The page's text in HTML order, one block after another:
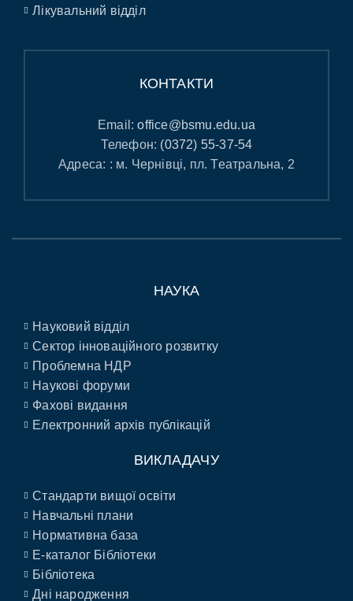
Лікувальний відділ
КОНТАКТИ
Email:office@bsmu.edu.ua
Телефон: (0372) 55-37-54
Адреса: : м. Чернівці, пл. Театральна, 2
НАУКА
Науковий відділ
Сектор інноваційного розвитку
Проблемна НДР
Наукові форуми
Фахові видання
Електронний архів публікацій
ВИКЛАДАЧУ
Стандарти вищої освіти
Навчальні плани
Нормативна база
E-каталог Бібліотеки
Бібліотека
Дні народження